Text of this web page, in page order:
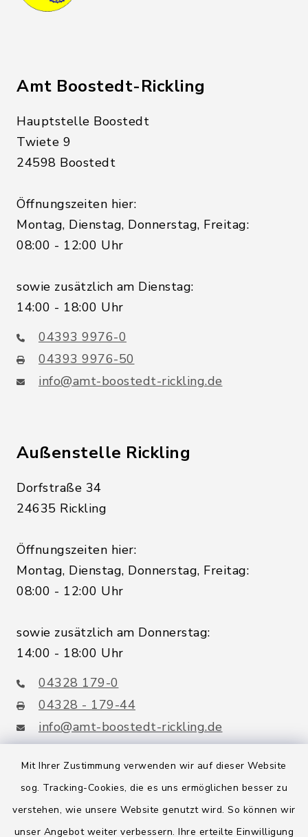
Mit Ihrer Zustimmung verwenden wir auf dieser Website
sog. Tracking-Cookies, die es uns ermöglichen besser zu
verstehen, wie unsere Website genutzt wird. So können wir
unser Angebot weiter verbessern. Ihre erteilte Einwilligung
Amt Boostedt-Rickling
Hauptstelle Boostedt
Twiete 9
24598 Boostedt
Öffnungszeiten hier:
Montag, Dienstag, Donnerstag, Freitag:
08:00 - 12:00 Uhr
sowie zusätzlich am Dienstag:
14:00 - 18:00 Uhr
04393 9976-0
04393 9976-50
info@amt-boostedt-rickling.de
Außenstelle Rickling
Dorfstraße 34
24635 Rickling
Öffnungszeiten hier:
Montag, Dienstag, Donnerstag, Freitag:
08:00 - 12:00 Uhr
sowie zusätzlich am Donnerstag:
14:00 - 18:00 Uhr
04328 179-0
04328 - 179-44
info@amt-boostedt-rickling.de
Quicklinks
Amt Boostedt-Rickling